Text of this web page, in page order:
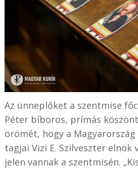
Az ünneplőket a szentmise
Péter bíboros, prímás
örömét, hogy a
tagjai Vizi E. Szilveszter elnök
jelen vannak a szentmisén.